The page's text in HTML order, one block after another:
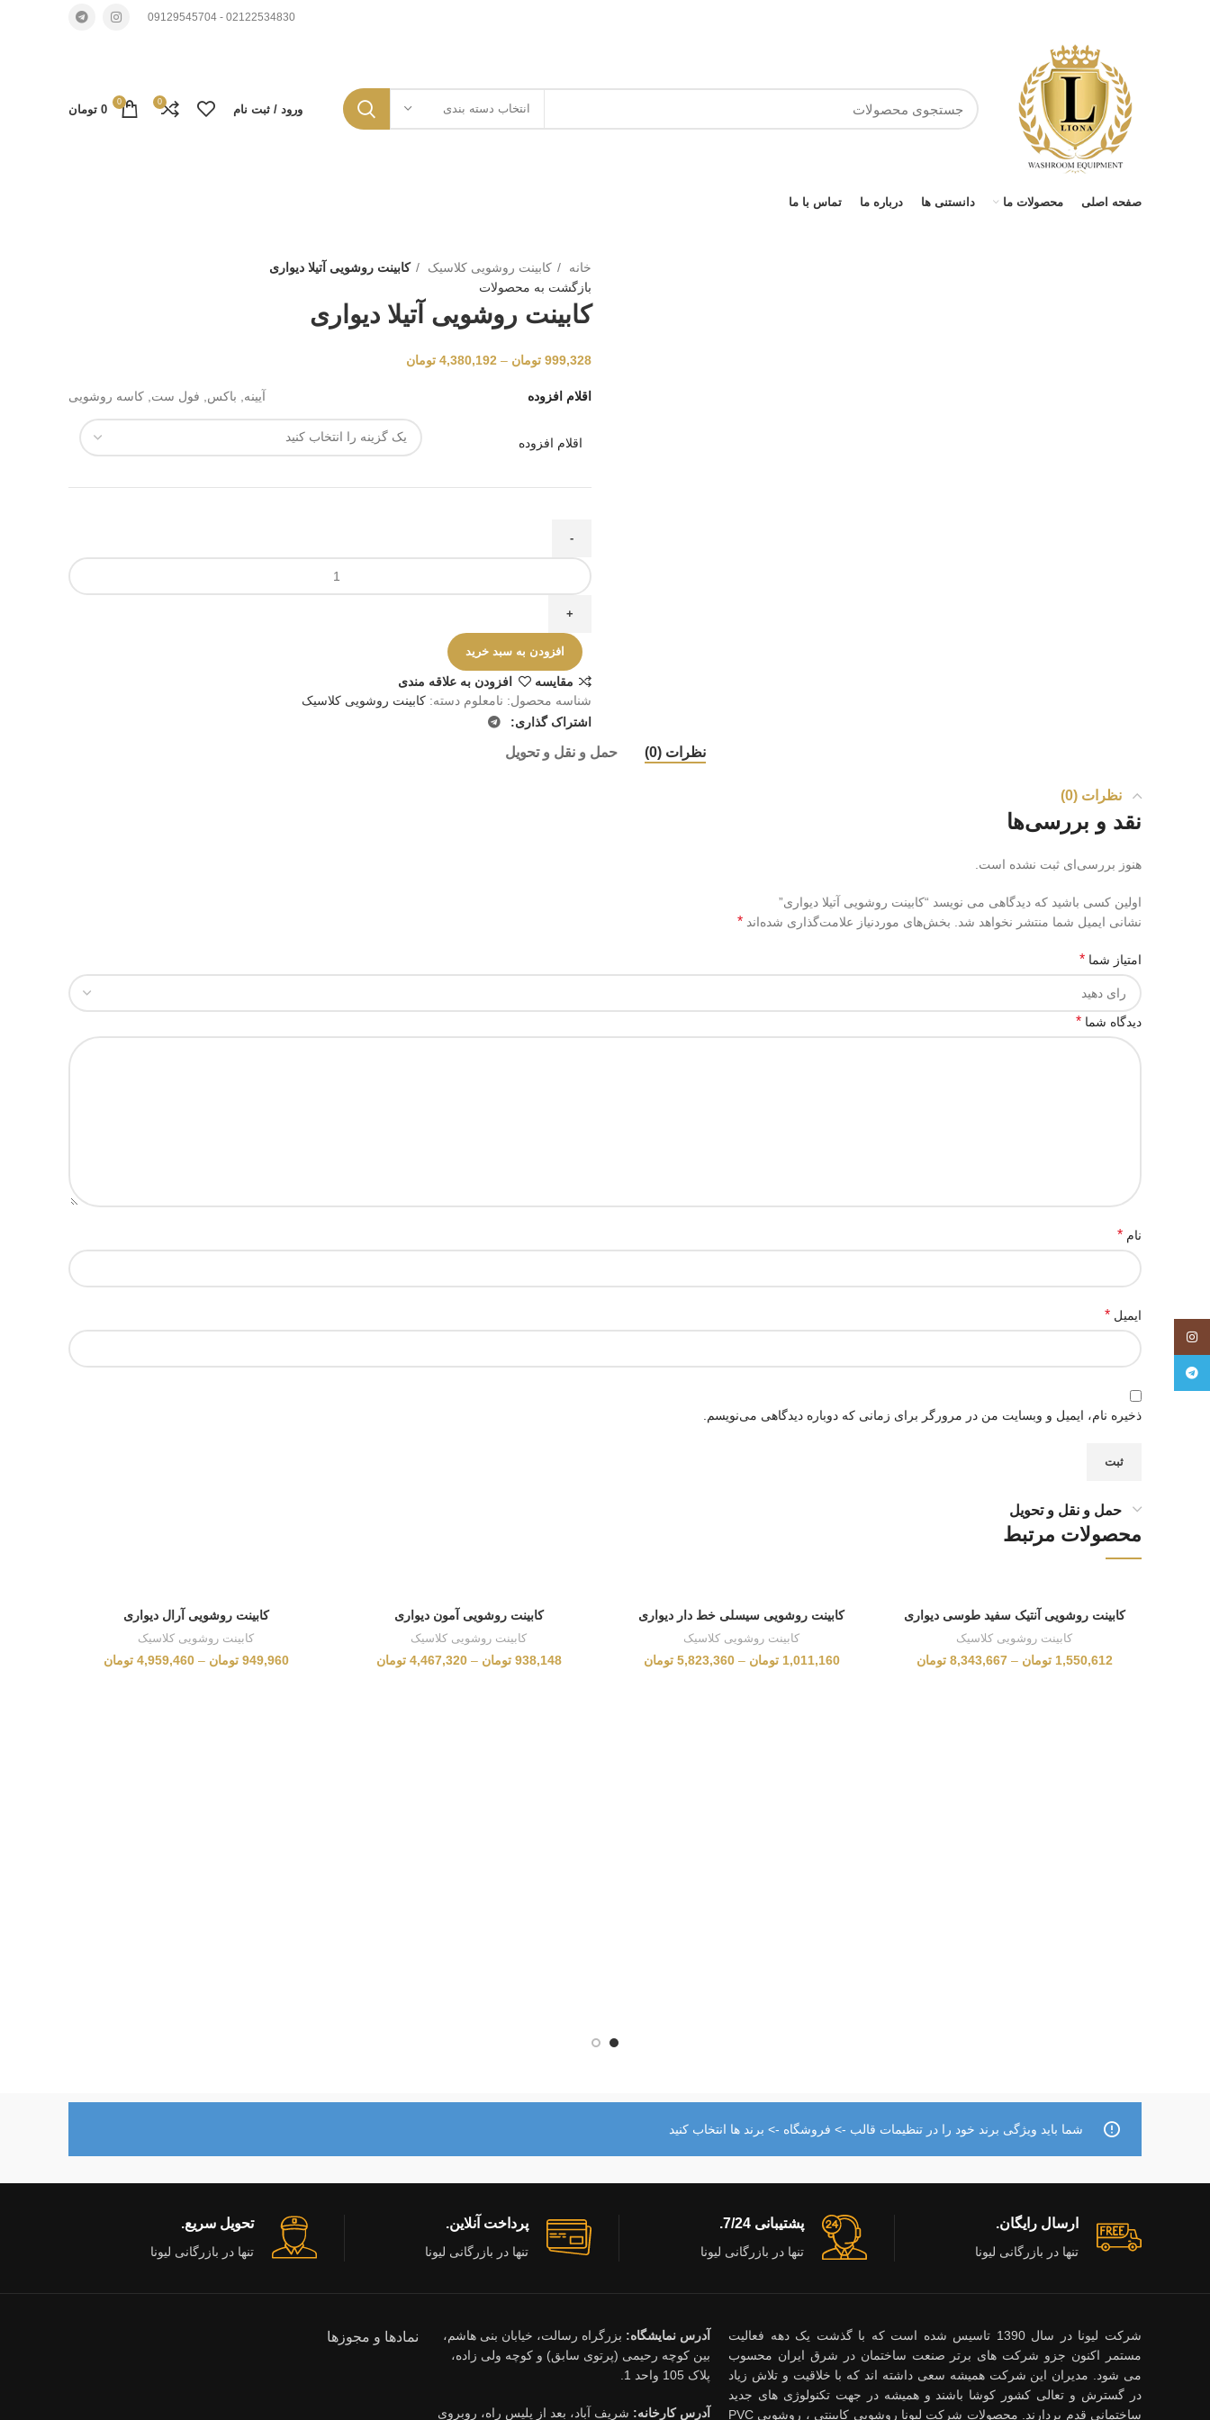
02122534830 - 09129545704
انتخاب دسته بندی ورود / ثبت نام
0
0
0 تومان
صفحه اصلی محصولات ما دانستنی ها درباره ما تماس با ما
خانه کابینت روشویی کلاسیک
کابینت روشویی آتیلا دیواری
بازگشت به محصولات
کابینت روشویی آتیلا دیواری
999,328 تومان –
4,380,192 تومان
اقلام افزوده آیینه, باکس, فول ست, کاسه روشویی
اقلام افزوده
افزودن به سبد خرید
مقايسه
افزودن به علاقه مندی
شناسه محصول: نامعلوم دسته: کابینت روشویی کلاسیک
اشتراک گذاری:
نظرات (0) حمل و نقل و تحویل
نظرات (0)
نقد و بررسی‌ها
هنوز بررسی‌ای ثبت نشده است.
اولین کسی باشید که دیدگاهی می نویسد “کابینت روشویی آتیلا دیواری”
نشانی ایمیل شما منتشر نخواهد شد.
بخش‌های موردنیاز علامت‌گذاری شده‌اند *
امتیاز شما *
دیدگاه شما *
نام *
ایمیل *
ذخیره نام، ایمیل و وبسایت من در مرورگر برای زمانی که دوباره دیدگاهی می‌نویسم.
حمل و نقل و تحویل
محصولات مرتبط
کابینت روشویی آنتیک سفید طوسی دیواری
کابینت روشویی کلاسیک
1,550,612 تومان –
8,343,667 تومان
کابینت روشویی سیسلی خط دار دیواری
کابینت روشویی کلاسیک
1,011,160 تومان –
5,823,360 تومان
کابینت روشویی آمون دیواری
کابینت روشویی کلاسیک
938,148 تومان –
4,467,320 تومان
کابینت روشویی آرال دیواری
کابینت روشویی کلاسیک
949,960 تومان –
4,959,460 تومان
شما باید ویژگی برند خود را در تنظیمات قالب -> فروشگاه -> برند ها انتخاب کنید
ارسال رایگان.
تنها در بازرگانی لیونا
پشتیبانی 7/24.
تنها در بازرگانی لیونا
پرداخت آنلاین.
تنها در بازرگانی لیونا
تحویل سریع.
تنها در بازرگانی لیونا
شرکت لیونا در سال 1390 تاسیس شده است که با گذشت یک دهه فعالیت
مستمر اکنون جزو شرکت های برتر صنعت ساختمان در شرق ایران محسوب
می شود. مدیران این شرکت همیشه سعی داشته اند که با خلاقیت و تلاش زیاد
در گسترش و تعالی کشور کوشا باشند و همیشه در جهت تکنولوژی های جدید
ساختمانی قدم بردارند. محصولات شرکت لیونا روشویی کابینتی ، روشویی PVC
آدرس نمایشگاه: بزرگراه رسالت، خیابان بنی هاشم،
بین کوچه رحیمی (پرتوی سابق) و کوچه ولی زاده،
پلاک 105 واحد 1.
آدرس کارخانه: شریف آباد، بعد از پلیس راه، روبروی
نمادها و مجوزها
اینستاگرام